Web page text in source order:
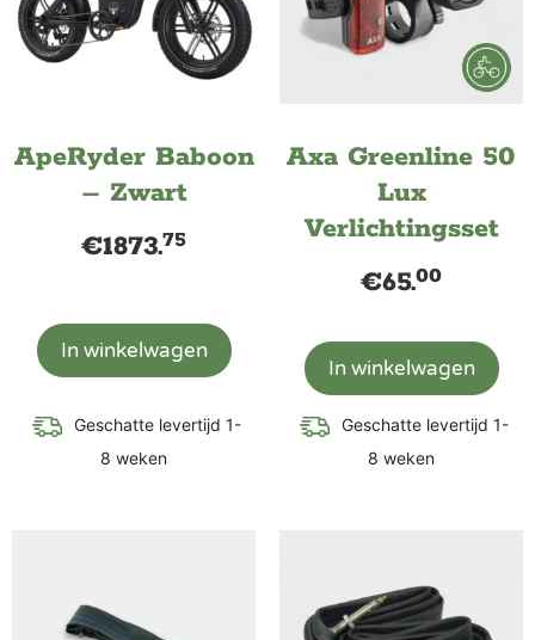
ApeRyder Baboon
– Zwart
€1873.75
In winkelwagen
Geschatte levertijd 1-
8 weken
Axa Greenline 50
Lux
Verlichtingsset
€65.00
In winkelwagen
Geschatte levertijd 1-
8 weken